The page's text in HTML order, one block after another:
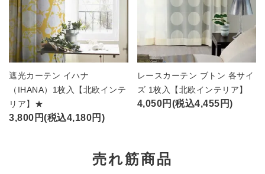
遮光カーテン イハナ
（IHANA）1枚入【北欧インテ
リア】★
3,800円(税込4,180円)
レースカーテン ブトン 各サイ
ズ 1枚入【北欧インテリア】
4,050円(税込4,455円)
売れ筋商品